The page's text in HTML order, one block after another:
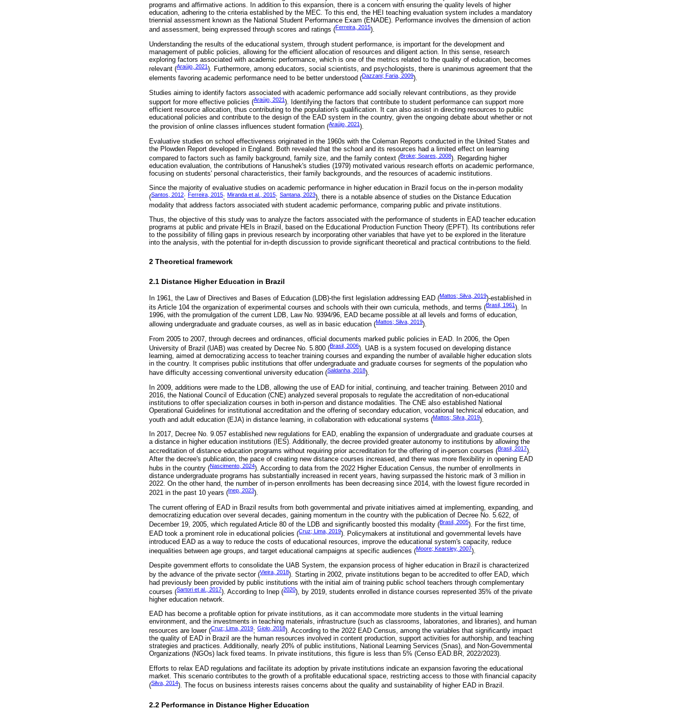
programs and affirmative actions. In addition to this expansion, there is a concern with ensuring the quality levels of higher
education, adhering to the criteria established by the MEC. To this end, the HEI teaching evaluation system includes a mandatory
triennial assessment known as the National Student Performance Exam (ENADE). Performance involves the dimension of action
and assessment, being expressed through scores and ratings (Ferreira, 2015).
Understanding the results of the educational system, through student performance, is important for the development and
management of public policies, allowing for the efficient allocation of resources and diligent action. In this sense, research
exploring factors associated with academic performance, which is one of the metrics related to the quality of education, becomes
relevant (Araújo, 2021). Furthermore, among educators, social scientists, and psychologists, there is unanimous agreement that the
elements favoring academic performance need to be better understood (Dazzani; Faria, 2009).
Studies aiming to identify factors associated with academic performance add socially relevant contributions, as they provide
support for more effective policies (Araújo, 2021). Identifying the factors that contribute to student performance can support more
efficient resource allocation, thus contributing to the population's qualification. It can also assist in directing resources to public
educational policies and contribute to the design of the EAD system in the country, given the ongoing debate about whether or not
the provision of online classes influences student formation (Araújo, 2021).
Evaluative studies on school effectiveness originated in the 1960s with the Coleman Reports conducted in the United States and
the Plowden Report developed in England. Both revealed that the school and its resources had a limited effect on learning
compared to factors such as family background, family size, and the family context (Broke; Soares, 2008). Regarding higher
education evaluation, the contributions of Hanushek's studies (1979) motivated various research efforts on academic performance,
focusing on students' personal characteristics, their family backgrounds, and the resources of academic institutions.
Since the majority of evaluative studies on academic performance in higher education in Brazil focus on the in-person modality
(Santos, 2012; Ferreira, 2015; Miranda et al., 2015; Santana, 2023), there is a notable absence of studies on the Distance Education
modality that address factors associated with student academic performance, comparing public and private institutions.
Thus, the objective of this study was to analyze the factors associated with the performance of students in EAD teacher education
programs at public and private HEIs in Brazil, based on the Educational Production Function Theory (EPFT). Its contributions refer
to the possibility of filling gaps in previous research by incorporating other variables that have yet to be explored in the literature
into the analysis, with the potential for in-depth discussion to provide significant theoretical and practical contributions to the field.
2 Theoretical framework
2.1 Distance Higher Education in Brazil
In 1961, the Law of Directives and Bases of Education (LDB)-the first legislation addressing EAD (Mattos; Silva, 2019)-established in
its Article 104 the organization of experimental courses and schools with their own curricula, methods, and terms (Brasil, 1961). In
1996, with the promulgation of the current LDB, Law No. 9394/96, EAD became possible at all levels and forms of education,
allowing undergraduate and graduate courses, as well as in basic education (Mattos; Silva, 2019).
From 2005 to 2007, through decrees and ordinances, official documents marked public policies in EAD. In 2006, the Open
University of Brazil (UAB) was created by Decree No. 5.800 (Brasil, 2006). UAB is a system focused on developing distance
learning, aimed at democratizing access to teacher training courses and expanding the number of available higher education slots
in the country. It comprises public institutions that offer undergraduate and graduate courses for segments of the population who
have difficulty accessing conventional university education (Saldanha, 2018).
In 2009, additions were made to the LDB, allowing the use of EAD for initial, continuing, and teacher training. Between 2010 and
2016, the National Council of Education (CNE) analyzed several proposals to regulate the accreditation of non-educational
institutions to offer specialization courses in both in-person and distance modalities. The CNE also established National
Operational Guidelines for institutional accreditation and the offering of secondary education, vocational technical education, and
youth and adult education (EJA) in distance learning, in collaboration with educational systems (Mattos; Silva, 2019).
In 2017, Decree No. 9.057 established new regulations for EAD, enabling the expansion of undergraduate and graduate courses at
a distance in higher education institutions (IES). Additionally, the decree provided greater autonomy to institutions by allowing the
accreditation of distance education programs without requiring prior accreditation for the offering of in-person courses (Brasil, 2017).
After the decree's publication, the pace of creating new distance courses increased, and there was more flexibility in opening EAD
hubs in the country (Nascimento, 2024). According to data from the 2022 Higher Education Census, the number of enrollments in
distance undergraduate programs has substantially increased in recent years, having surpassed the historic mark of 3 million in
2022. On the other hand, the number of in-person enrollments has been decreasing since 2014, with the lowest figure recorded in
2021 in the past 10 years (Inep, 2023).
The current offering of EAD in Brazil results from both governmental and private initiatives aimed at implementing, expanding, and
democratizing education over several decades, gaining momentum in the country with the publication of Decree No. 5.622, of
December 19, 2005, which regulated Article 80 of the LDB and significantly boosted this modality (Brasil, 2005). For the first time,
EAD took a prominent role in educational policies (Cruz; Lima, 2019). Policymakers at institutional and governmental levels have
introduced EAD as a way to reduce the costs of educational resources, improve the educational system's capacity, reduce
inequalities between age groups, and target educational campaigns at specific audiences (Moore; Kearsley, 2007).
Despite government efforts to consolidate the UAB System, the expansion process of higher education in Brazil is characterized
by the advance of the private sector (Vieira, 2018). Starting in 2002, private institutions began to be accredited to offer EAD, which
had previously been provided by public institutions with the initial aim of training public school teachers through complementary
courses (Sartori et al., 2017). According to Inep (2020), by 2019, students enrolled in distance courses represented 35% of the private
higher education network.
EAD has become a profitable option for private institutions, as it can accommodate more students in the virtual learning
environment, and the investments in teaching materials, infrastructure (such as classrooms, laboratories, and libraries), and human
resources are lower (Cruz; Lima, 2019; Giolo, 2018). According to the 2022 EAD Census, among the variables that significantly impact
the quality of EAD in Brazil are the human resources involved in content production, support activities for authorship, and teaching
strategies and practices. Additionally, nearly 20% of public institutions, National Learning Services (Snas), and Non-Governmental
Organizations (NGOs) lack fixed teams. In private institutions, this figure is less than 5% (Censo EAD.BR, 2022/2023).
Efforts to relax EAD regulations and facilitate its adoption by private institutions indicate an expansion favoring the educational
market. This scenario contributes to the growth of a profitable educational space, restricting access to those with financial capacity
(Silva, 2014). The focus on business interests raises concerns about the quality and sustainability of higher EAD in Brazil.
2.2 Performance in Distance Higher Education